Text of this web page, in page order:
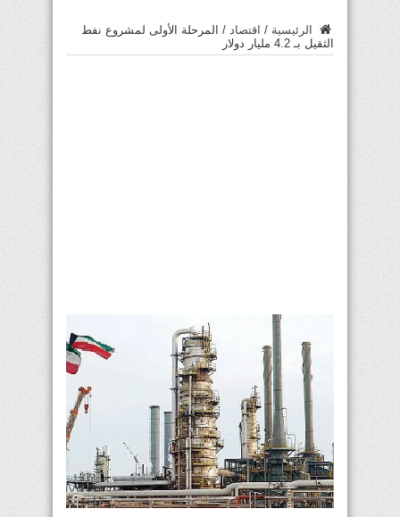
الرئيسية / اقتصاد / المرحلة الأولى لمشروع نفط
الثقيل بـ 4.2 مليار دولار